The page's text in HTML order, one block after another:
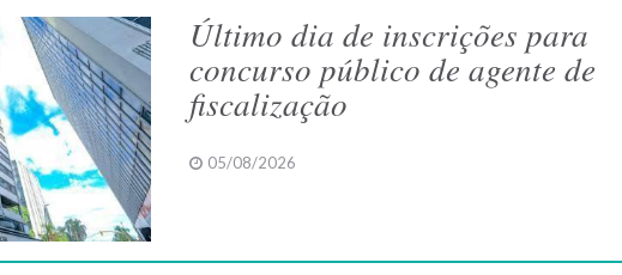
Último dia de inscrições para
concurso público de agente de
fiscalização
05/08/2026